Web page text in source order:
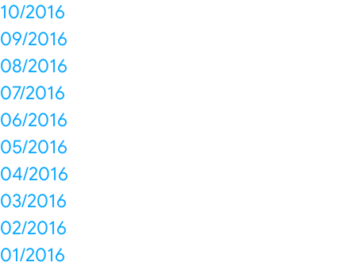
10/2016
09/2016
08/2016
07/2016
06/2016
05/2016
04/2016
03/2016
02/2016
01/2016